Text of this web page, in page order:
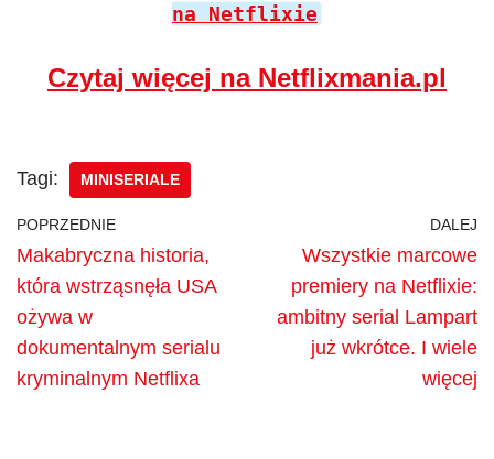
na Netflixie
Czytaj więcej na Netflixmania.pl
Tagi: MINISERIALE
POPRZEDNIE
Makabryczna historia,
która wstrząsnęła USA
ożywa w
dokumentalnym serialu
kryminalnym Netflixa
DALEJ
Wszystkie marcowe
premiery na Netflixie:
ambitny serial Lampart
już wkrótce. I wiele
więcej